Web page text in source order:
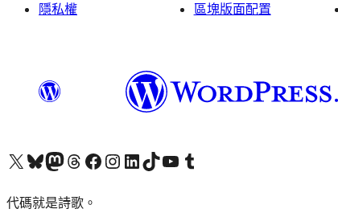
隱私權
區塊版面配置
Visit our X (formerly Twitter) account
Visit our Bluesky account
Visit our Mastodon account
Visit our Threads account
訪問我們的 Facebook 專頁Visit our Instagram account
Visit our LinkedIn account
Visit our TikTok account
Visit our YouTube channel
Visit our Tumblr account
代碼就是詩歌。